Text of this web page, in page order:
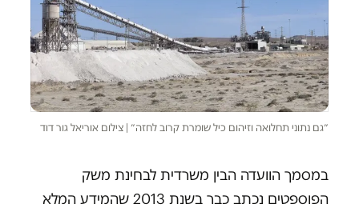
״גם נתוני תחלואה וזיהום כיל שומרת קרוב לחזה״ | צילום אוריאל גור דוד
במסמך הוועדה הבין משרדית לבחינת משק
הפוספטים נכתב כבר בשנת 2013 שהמידע המלא